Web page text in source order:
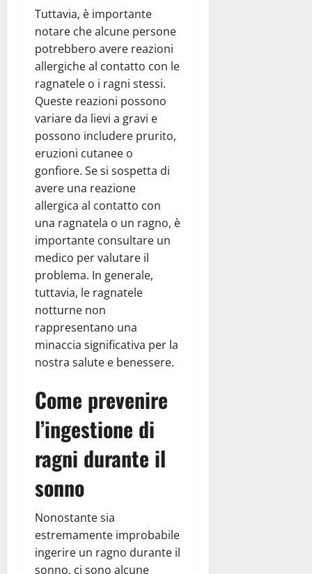
Tuttavia, è importante
notare che alcune persone
potrebbero avere reazioni
allergiche al contatto con le
ragnatele o i ragni stessi.
Queste reazioni possono
variare da lievi a gravi e
possono includere prurito,
eruzioni cutanee o
gonfiore. Se si sospetta di
avere una reazione
allergica al contatto con
una ragnatela o un ragno, è
importante consultare un
medico per valutare il
problema. In generale,
tuttavia, le ragnatele
notturne non
rappresentano una
minaccia significativa per la
nostra salute e benessere.
Come prevenire
l’ingestione di
ragni durante il
sonno
Nonostante sia
estremamente improbabile
ingerire un ragno durante il
sonno, ci sono alcune